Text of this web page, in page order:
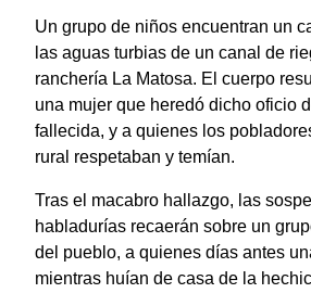
Un grupo de niños encuentran un
las aguas turbias de un canal de
ranchería La Matosa. El cuerpo
una mujer que heredó dicho oficio
fallecida, y a quienes los
rural respetaban y temían.
Tras el macabro hallazgo, las
habladurías recaerán sobre un
del pueblo, a quienes días antes
mientras huían de casa de la